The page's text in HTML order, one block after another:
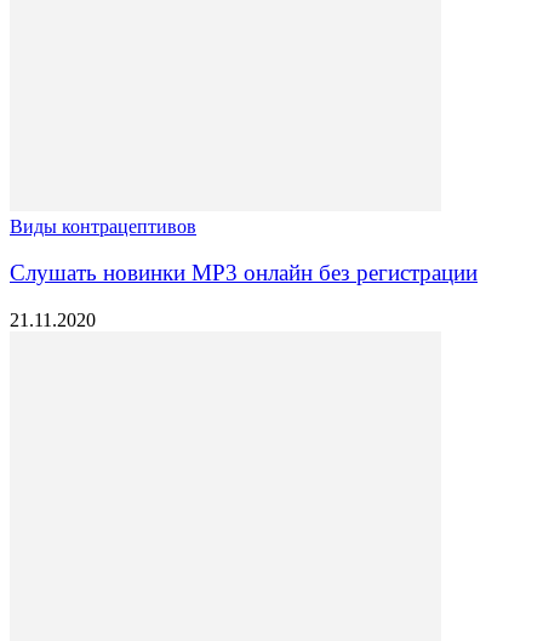
Виды контрацептивов
Слушать новинки МР3 онлайн без регистрации
21.11.2020